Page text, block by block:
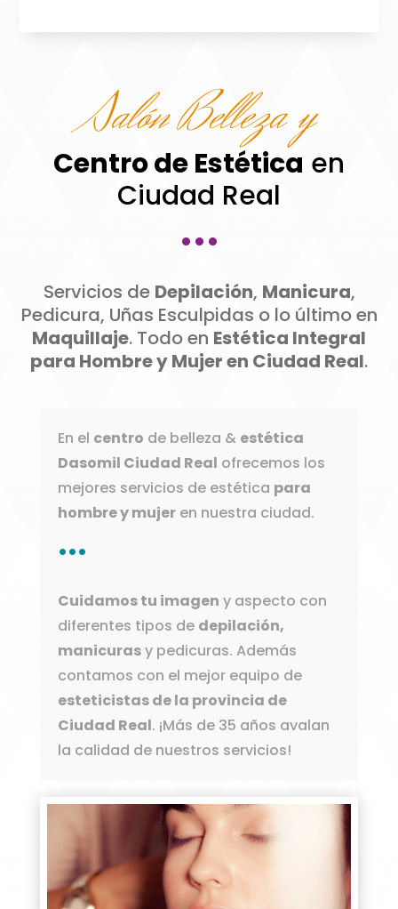
Salón Belleza y
Centro de Estética en
Ciudad Real
···
Servicios de Depilación, Manicura,
Pedicura, Uñas Esculpidas o lo último en
Maquillaje. Todo en Estética Integral
para Hombre y Mujer en Ciudad Real.
En el centro de belleza & estética
Dasomil Ciudad Real ofrecemos los
mejores servicios de estética para
hombre y mujeren nuestra ciudad.
···
Cuidamos tu imagen y aspecto con
diferentes tipos de depilación,
manicurasy pedicuras. Además
contamos con el mejor equipo de
esteticistas de la provincia de
Ciudad Real. ¡Más de 35 años avalan
la calidad de nuestros servicios!